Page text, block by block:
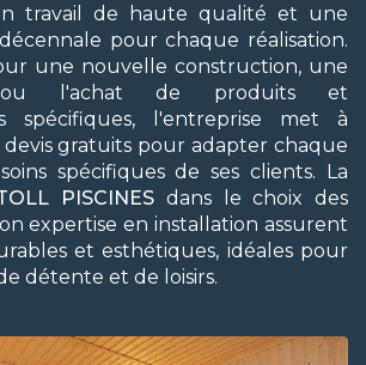
travail de haute qualité et une
pour chaque réalisation.
une nouvelle construction, une
ou l'achat de produits et
spécifiques, l'entreprise met à
devis gratuits pour adapter chaque
spécifiques de ses clients. La
PISCINES dans le choix des
expertise en installation assurent
et esthétiques, idéales pour
détente et de loisirs.